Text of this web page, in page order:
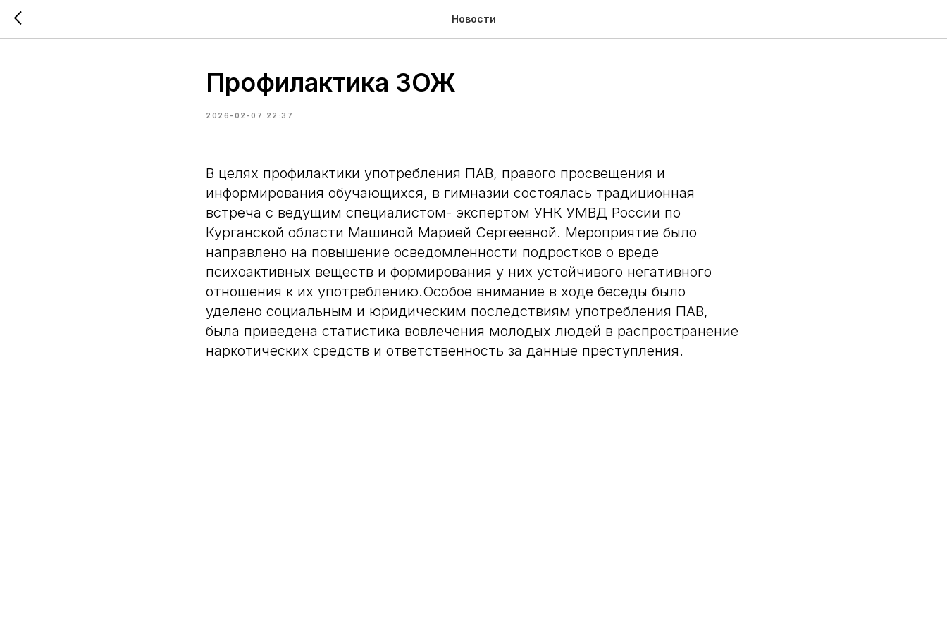
Новости
Профилактика ЗОЖ
2026-02-07 22:37
В целях профилактики употребления ПАВ, правого просвещения и
информирования обучающихся, в гимназии состоялась традиционная
встреча с ведущим специалистом- экспертом УНК УМВД России по
Курганской области Машиной Марией Сергеевной. Мероприятие было
направлено на повышение осведомленности подростков о вреде
психоактивных веществ и формирования у них устойчивого негативного
отношения к их употреблению.Особое внимание в ходе беседы было
уделено социальным и юридическим последствиям употребления ПАВ,
была приведена статистика вовлечения молодых людей в распространение
наркотических средств и ответственность за данные преступления.